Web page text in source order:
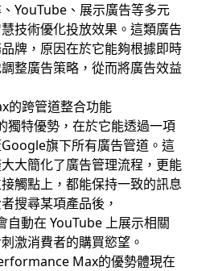
YouTube、展示廣告等多元
技術優化投放效果。這類廣告
牌，原因在於它能夠根據即時
整廣告策略，從而將廣告效益
的跨管道整合功能
特優勢，在於它能透過一項
旗下所有廣告管道。這
大簡化了廣告管理流程，更能
觸點上，都能保持一致的訊息
搜尋某項產品後，
動在 YouTube 上展示相關
激消費者的購買慾望。
Max的優勢體現在